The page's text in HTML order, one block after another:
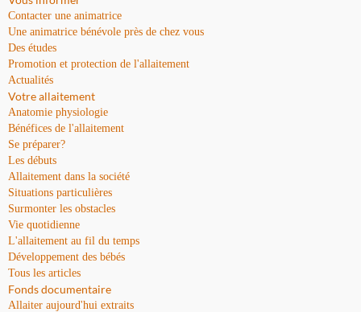
Contacter une animatrice
Une animatrice bénévole près de chez vous
Des études
Promotion et protection de l'allaitement
Actualités
Votre allaitement
Anatomie physiologie
Bénéfices de l'allaitement
Se préparer?
Les débuts
Allaitement dans la société
Situations particulières
Surmonter les obstacles
Vie quotidienne
L'allaitement au fil du temps
Développement des bébés
Tous les articles
Fonds documentaire
Allaiter aujourd'hui extraits